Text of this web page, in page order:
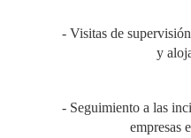
- Visitas de
y
- Seguimiento a las
empresas